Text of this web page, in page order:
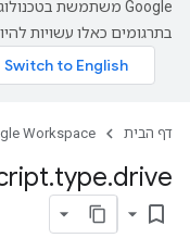
בתרגומים כאלו עשויות
דף הבית Workspace
.type.drive
bookmark_border